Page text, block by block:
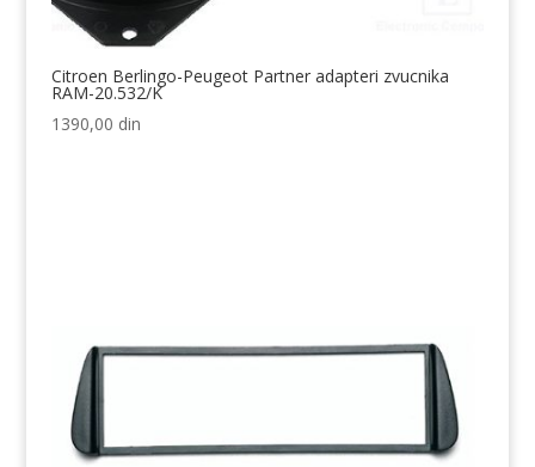
Citroen Berlingo-Peugeot Partner adapteri zvucnika
RAM-20.532/K
1390,00 din